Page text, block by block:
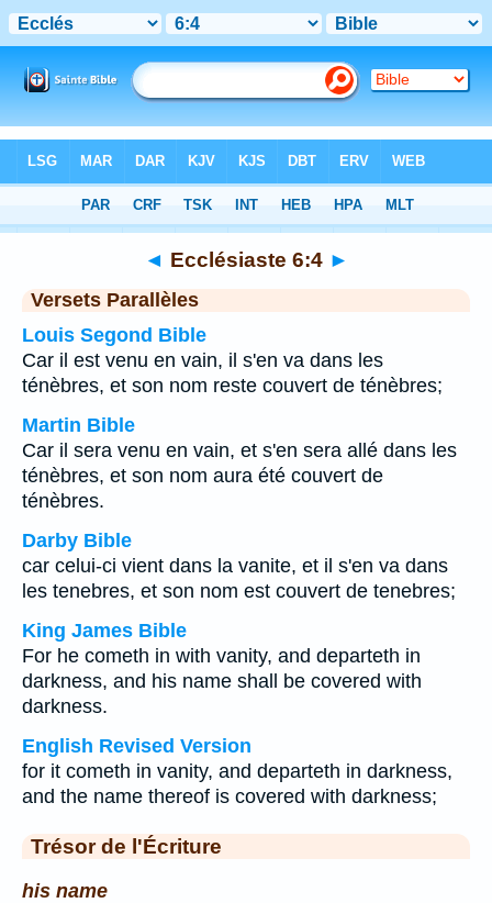
Chapitre 6 > Verset 4
◄ Ecclésiaste 6:4 ►
Versets Parallèles
Louis Segond Bible
Car il est venu en vain, il s'en va dans les
ténèbres, et son nom reste couvert de ténèbres;
Martin Bible
Car il sera venu en vain, et s'en sera allé dans les
ténèbres, et son nom aura été couvert de
ténèbres.
Darby Bible
car celui-ci vient dans la vanite, et il s'en va dans
les tenebres, et son nom est couvert de tenebres;
King James Bible
For he cometh in with vanity, and departeth in
darkness, and his name shall be covered with
darkness.
English Revised Version
for it cometh in vanity, and departeth in darkness,
and the name thereof is covered with darkness;
Trésor de l'Écriture
his name